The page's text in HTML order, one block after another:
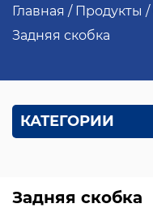
Главная / Продукты /
Задняя скобка
КАТЕГОРИИ
Задняя скобка